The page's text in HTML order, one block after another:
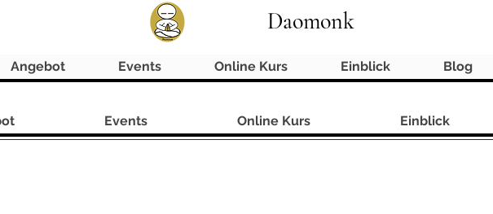
Daomonk
Angebot Events Online Kurs Einblick Blog
Events Online Kurs Einblick